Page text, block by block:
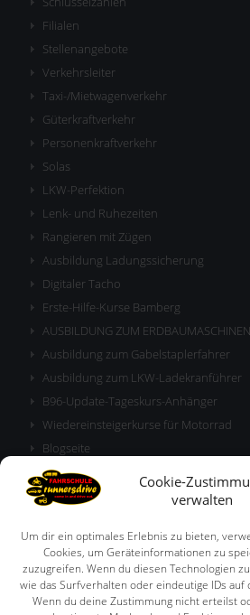
Cookie-
verwalten
Um dir ein optimales Erlebnis zu bieten,
Cookies, um Geräteinformationen zu
zuzugreifen. Wenn du diesen Technologien
wie das Surfverhalten oder eindeutige IDs
Wenn du deine Zustimmung nicht erteilst
Filialen
Stellenangebote
Verkehrsleiter
Taxi-/Mietwagenverkehr
Güterkraftverkehr
Personenkraftverkehr
Solas
LKW-Perfektion
Lenk- und Ruhezeiten
Rangieren mit Zügen
Ausbildung Ladungssicherung
Digitaler Tacho
Erste-Hilfe-Kurse Bamberg
AUSBILDUNG ZUM
Ausbildung zum Gabelstaplerfahrer
Ausbildung zum LKW-Ladekranführer
B96-Update-Tageskurs-Anhänger
Wiedereinsteigerkurse für Motorrad
Blogseite
Allgemeine Geschäftsbedingungen
BKF Train-the-Trainer –